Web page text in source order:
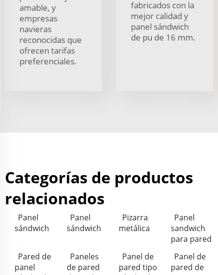
amable, y
empresas
navieras
reconocidas que
ofrecen tarifas
preferenciales.
fabricados con la
mejor calidad y
panel sándwich
de pu de 16 mm.
Categorías de productos
relacionados
Panel
sándwich
Panel
sándwich
Pizarra
metálica
Panel
sandwich
para pared
Pared de
panel
Paneles
de pared
Panel de
pared tipo
Panel de
pared de